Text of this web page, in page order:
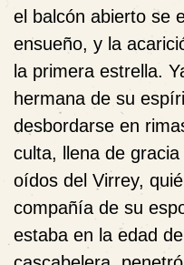
el balcón abierto se
ensueño, y la
la primera estrella.
hermana de su
desbordarse en
culta, llena de
oídos del Virrey,
compañía de su
estaba en la edad